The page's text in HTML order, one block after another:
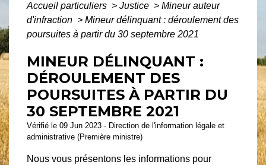
Accueil particuliers > Justice > Mineur auteur
d'infraction > Mineur délinquant : déroulement des
poursuites à partir du 30 septembre 2021
MINEUR DÉLINQUANT :
DÉROULEMENT DES
POURSUITES À PARTIR DU
30 SEPTEMBRE 2021
Vérifié le 09 Jun 2023 - Direction de l'information légale et
administrative (Première ministre)
Nous vous présentons les informations pour